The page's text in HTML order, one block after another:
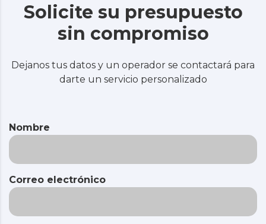
Solicite su presupuesto
sin compromiso
Dejanos tus datos y un operador se contactará para
darte un servicio personalizado
Nombre
Correo electrónico